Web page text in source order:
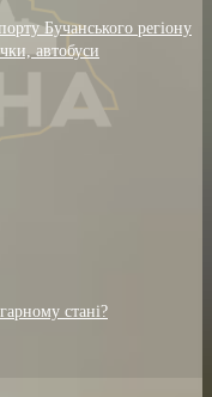
Бучанського регіону
автобуси
стані?